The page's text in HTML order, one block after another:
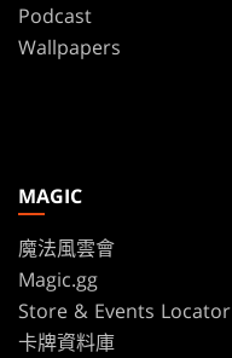
Podcast
Wallpapers
MAGIC
魔法風雲會
Magic.gg
Store & Events Locator
卡牌資料庫